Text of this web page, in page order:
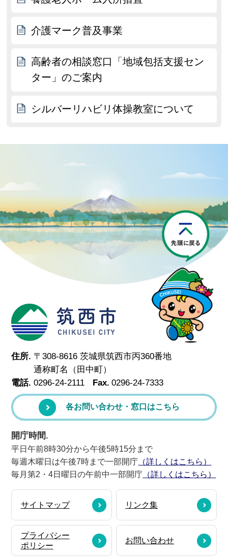
介護マーク普及事業
高齢者の相談窓口「地域包括支援セン
ター」のご案内
シルバーリハビリ体操教室について
筑西市
住所. 〒308-8616 茨城県筑西市丙360番地
通称町名（田中町）
電話. 0296-24-2111 Fax. 0296-24-7333
各お問い合わせ・窓口はこちら
開庁時間.
平日午前8時30分から午後5時15分まで
毎週木曜日は午後7時まで一部開庁 （詳しくはこちら）
毎月第2・4日曜日の午前中一部開庁 （詳しくはこちら）
サイトマップ リンク集
プライバシー
ポリシー
お問い合わせ